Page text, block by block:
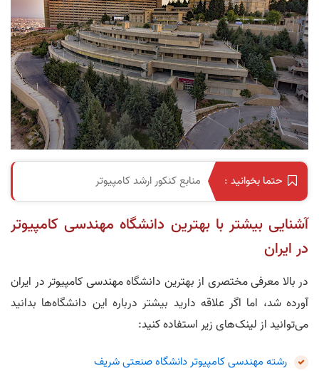
حتما بخوانید : منابع کنکور ارشد کامپیوتر
آشنایی بیشتر با بهترین دانشگاه مهندسی کامپیوتر
در ایران
در بالا معرفی مختصری از بهترین دانشگاه‌ مهندسی کامپیوتر در ایران
آورده شد، اما اگر علاقه دارید بیشتر درباره این‌ دانشگاه‌ها بدانید
می‌توانید از لینک‌های زیر استفاده کنید:
رشته مهندسی کامپیوتر دانشگاه صنعتی شریف